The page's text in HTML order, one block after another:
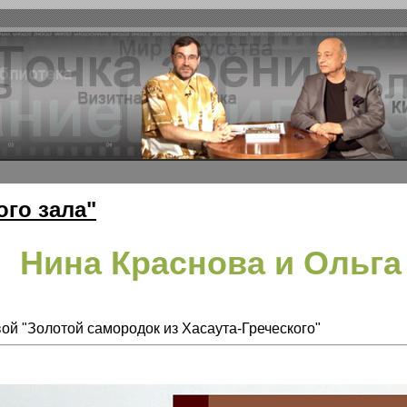
зала"
Нина Краснова и
"Золотой самородок из Хасаута-Греческого"